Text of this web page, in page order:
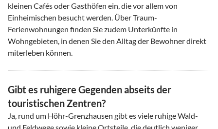
kleinen Cafés oder Gasthöfen ein, die vor allem von
Einheimischen besucht werden. Über Traum-
Ferienwohnungen finden Sie zudem Unterkünfte in
Wohngebieten, in denen Sie den Alltag der Bewohner direkt
miterleben können.
Gibt es ruhigere Gegenden abseits der
touristischen Zentren?
Ja, rund um Höhr-Grenzhausen gibt es viele ruhige Wald-
und Feldwege sowie kleine Ortsteile, die deutlich weniger